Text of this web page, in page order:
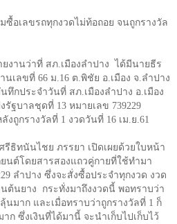
ซื้อเลขรถทุกงวดไม่ท้อถอย จนถูกรางวัล
ยงานว่าที่ สภ.เมืองลำปาง ได้มีนายธีร
เลขที่ 66 ม.16 ต.พิชัย อ.เมือง จ.ลำปาง
กประจำวันที่ สภ.เมืองลำปาง อ.เมือง
ฐบาลชุดที่ 13 หมายเลข 739229
ถูกรางวัลที่ 1 งวดวันที่ 16 เม.ย.61
ธิทนันไชย ภรรยา เปิดเผยด้วยใบหน้า
นต์โดยสารสองแถวคู่กายที่ใช้ทำมา
ลำปาง ซึ่งจะสั่งซื้อประจำทุกงวด งวด
ต้นยาง
กระทั่งมาถึงงวดนี้ พอทราบว่า
นมาก และเมื่อทราบว่าถูกรางวัลที่ 1 ก็
ก ซึ่งเงินที่ได้มานี้ จะนำเก็บไปเก็บไว้